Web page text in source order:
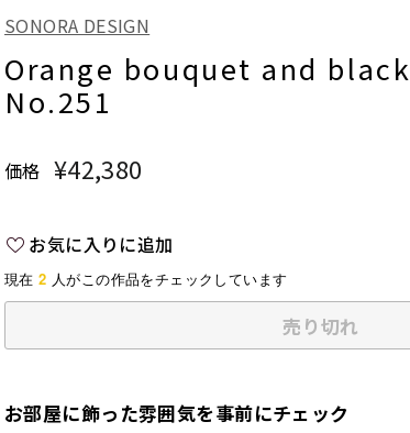
SONORA DESIGN
Orange bouquet and
No.251
価格
通
価
格
¥42,380
お気に入りに追加
現在 2 人がこの作品をチェックしています
売り切れ
お部屋に飾った雰囲気を事前にチェック